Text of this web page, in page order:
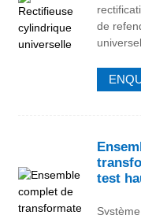
de
test